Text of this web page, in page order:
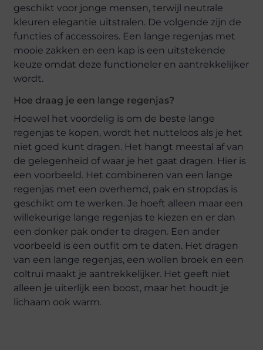
geschikt voor jonge mensen, terwijl neutrale
kleuren elegantie uitstralen. De volgende zijn de
functies of accessoires. Een lange regenjas met
mooie zakken en een kap is een uitstekende
keuze omdat deze functioneler en aantrekkelijker
wordt.
Hoe draag je een lange regenjas?
Hoewel het voordelig is om de beste lange
regenjas te kopen, wordt het nutteloos als je het
niet goed kunt dragen. Het hangt meestal af van
de gelegenheid of waar je het gaat dragen. Hier is
een voorbeeld. Het combineren van een lange
regenjas met een overhemd, pak en stropdas is
geschikt om te werken. Je hoeft alleen maar een
willekeurige lange regenjas te kiezen en er dan
een donker pak onder te dragen. Een ander
voorbeeld is een outfit om te daten. Het dragen
van een lange regenjas, een wollen broek en een
coltrui maakt je aantrekkelijker. Het geeft niet
alleen je uiterlijk een boost, maar het houdt je
lichaam ook warm.